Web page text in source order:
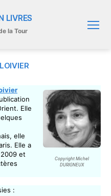
LIVRES
la Tour
Copyright Michel
DURIGNEUX
Elle
elle
Elle a
et
: